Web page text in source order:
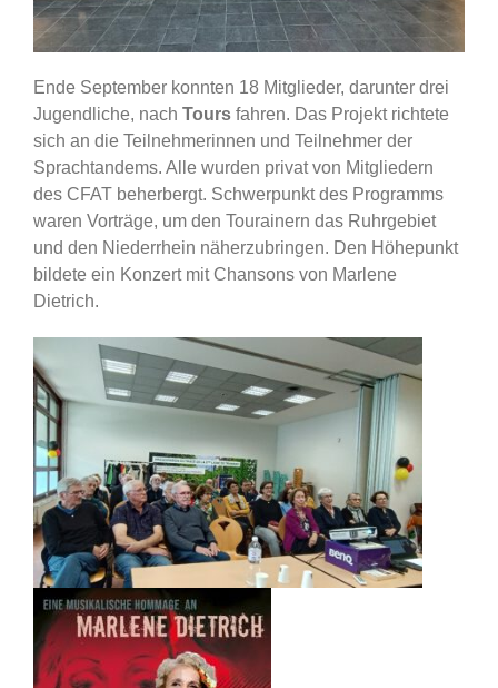
Ende September konnten 18 Mitglieder, darunter drei
Jugendliche, nach Toursfahren. Das Projekt richtete
sich an die Teilnehmerinnen und Teilnehmer der
Sprachtandems. Alle wurden privat von Mitgliedern
des CFAT beherbergt. Schwerpunkt des Programms
waren Vorträge, um den Tourainern das Ruhrgebiet
und den Niederrhein näherzubringen. Den Höhepunkt
bildete ein Konzert mit Chansons von Marlene
Dietrich.